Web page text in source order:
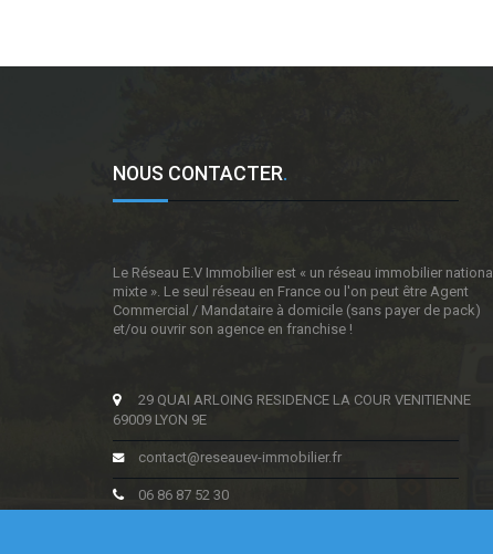
NOUS CONTACTER.
Le Réseau E.V Immobilier est « un réseau immobilier national
mixte ». Le seul réseau en France ou l'on peut être Agent
Commercial / Mandataire à domicile (sans payer de pack)
et/ou ouvrir son agence en franchise !
29 QUAI ARLOING RESIDENCE LA COUR VENITIENNE
69009 LYON 9E
contact@reseauev-immobilier.fr
06 86 87 52 30